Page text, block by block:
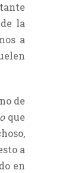
la
a
de
que
a
en